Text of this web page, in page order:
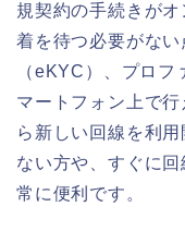
規契約の手続きが
着を待つ必要がな
（eKYC）、プロ
マートフォン上で
ら新しい回線を利
ない方や、すぐに
常に便利です。